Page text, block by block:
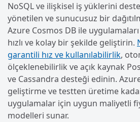
NoSQL ve ilişkisel iş yüklerini
yönetilen ve sunucusuz bir
Azure Cosmos DB ile
hızlı ve kolay bir şekilde geliştirin.
garantili hız ve kullanılabilirlik,
ölçeklenebilirlik ve açık kaynak
ve Cassandra desteği edinin.
geliştirme ve testten üretime
uygulamalar için uygun maliyetli
modelleri sunar.